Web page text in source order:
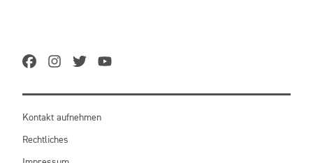
Kontakt aufnehmen
Rechtliches